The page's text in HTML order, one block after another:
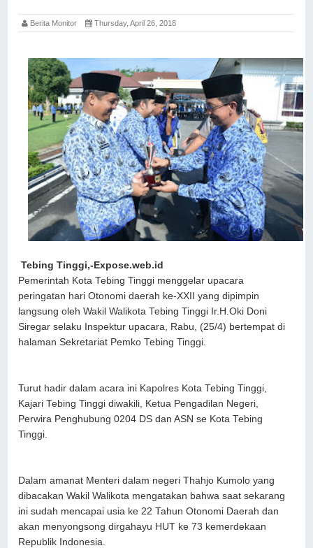
Berita Monitor Thursday, April 26, 2018
Tebing Tinggi,-Expose.web.id
Pemerintah Kota Tebing Tinggi menggelar upacara
peringatan hari Otonomi daerah ke-XXII yang dipimpin
langsung oleh Wakil Walikota Tebing Tinggi Ir.H.Oki Doni
Siregar selaku Inspektur upacara, Rabu, (25/4) bertempat di
halaman Sekretariat Pemko Tebing Tinggi.
Turut hadir dalam acara ini Kapolres Kota Tebing Tinggi,
Kajari Tebing Tinggi diwakili, Ketua Pengadilan Negeri,
Perwira Penghubung 0204 DS dan ASN se Kota Tebing
Tinggi.
Dalam amanat Menteri dalam negeri Thahjo Kumolo yang
dibacakan Wakil Walikota mengatakan bahwa saat sekarang
ini sudah mencapai usia ke 22 Tahun Otonomi Daerah dan
akan menyongsong dirgahayu HUT ke 73 kemerdekaan
Republik Indonesia.